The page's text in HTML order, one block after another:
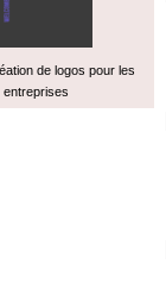
de logos pour les
entreprises